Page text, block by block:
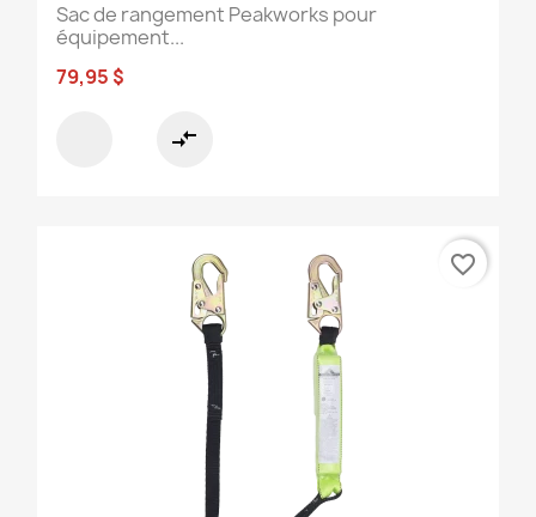
Sac de rangement Peakworks pour
équipement...
79,95 $
compare_arrows
favorite_border